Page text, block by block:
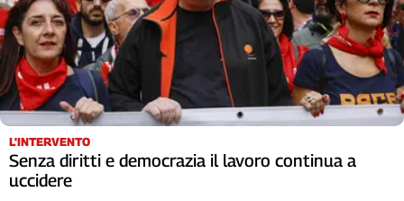
L'INTERVENTO
Senza diritti e democrazia il lavoro continua a
uccidere